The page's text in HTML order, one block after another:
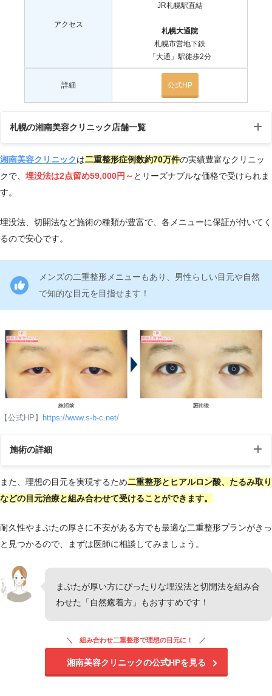
アクセス
JR札幌駅直結
札幌大通院
札幌市営地下鉄
「大通」駅徒歩2分
詳細 公式HP
札幌の湘南美容クリニック店舗一覧
店
舗
住所
アクセ
ス
受付
時間
ラザさっぽろ13F
0～
幌
大
通
〒060-0005北海道札幌市中央区
北一条西3-3-10 KOKOHOTEL札
札幌市
鉄
「大
9:00
～1
8:00
湘南美容クリニックは二重整形症例数約70万件の実績豊富なクリニッ
クで、 埋没法は2点留め59,000円～ とリーズナブルな価格で受けられま
す。
埋没法、切開法など施術の種類が豊富で、各メニューに保証が付いてく
るので安心です。
メンズの二重整形メニューもあり、男性らしい目元や自然
で知的な目元を目指せます！
【公式HP】 https://www.s-b-c.net/
施術の詳細
施術名 二重・二重整形
施術の説明
行う切開法と、糸をまぶたに埋め込む
埋没法という方法があります。
施術の副作用
（リスク）
だるさ・熱感・頭痛・蕁麻疹・痒み・
むくみ・発熱、目がゴロゴロする、左
右差があると感じる、違和感を感じる
施術の価格 9,800円～627,400円
また、理想の目元を実現するため二重整形とヒアルロン酸、たるみ取り
などの目元治療と組み合わせて受けることができます。
耐久性やまぶたの厚さに不安がある方でも最適な二重整形プランがきっ
と見つかるので、まずは医師に相談してみましょう。
まぶたが厚い方にぴったりな埋没法と切開法を組み合
わせた「自然癒着方」もおすすめです！
組み合わせ二重整形で理想の目元に！
湘南美容クリニックの公式HPを見る